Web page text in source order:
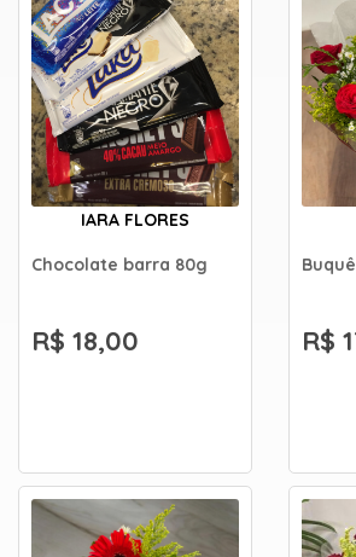
IARA FLORES
Chocolate barra 80g
R$ 18,00 R$